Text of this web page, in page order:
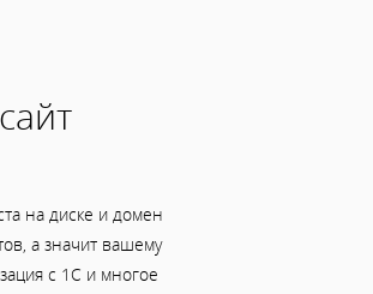
на диске и домен
а значит вашему
с 1С и многое